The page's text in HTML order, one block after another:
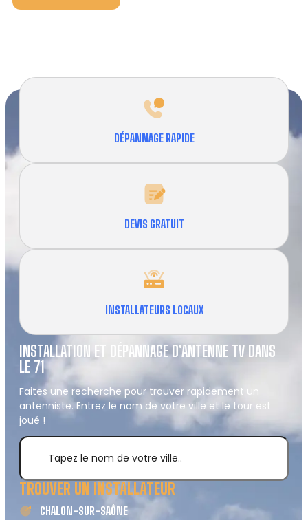
DÉPANNAGE RAPIDE
DEVIS GRATUIT
INSTALLATEURS LOCAUX
INSTALLATION ET DÉPANNAGE D'ANTENNE TV DANS
LE 71
Faites une recherche pour trouver rapidement un
antenniste. Entrez le nom de votre ville et le tour est
joué !
TROUVER UN INSTALLATEUR
CHALON-SUR-SAÔNE